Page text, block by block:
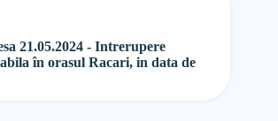
21.05.2024 - Intrerupere
în orasul Racari, in data de